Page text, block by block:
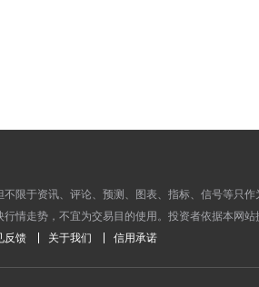
2017-11-21
2017-11-19
2017-11-18
2017-11-17
2017-11-16
限于资讯、评论、预测、图表、指标、信号等只
情走势，不宜为交易目的使用。投资者依据本网
反馈 关于我们 信用承诺